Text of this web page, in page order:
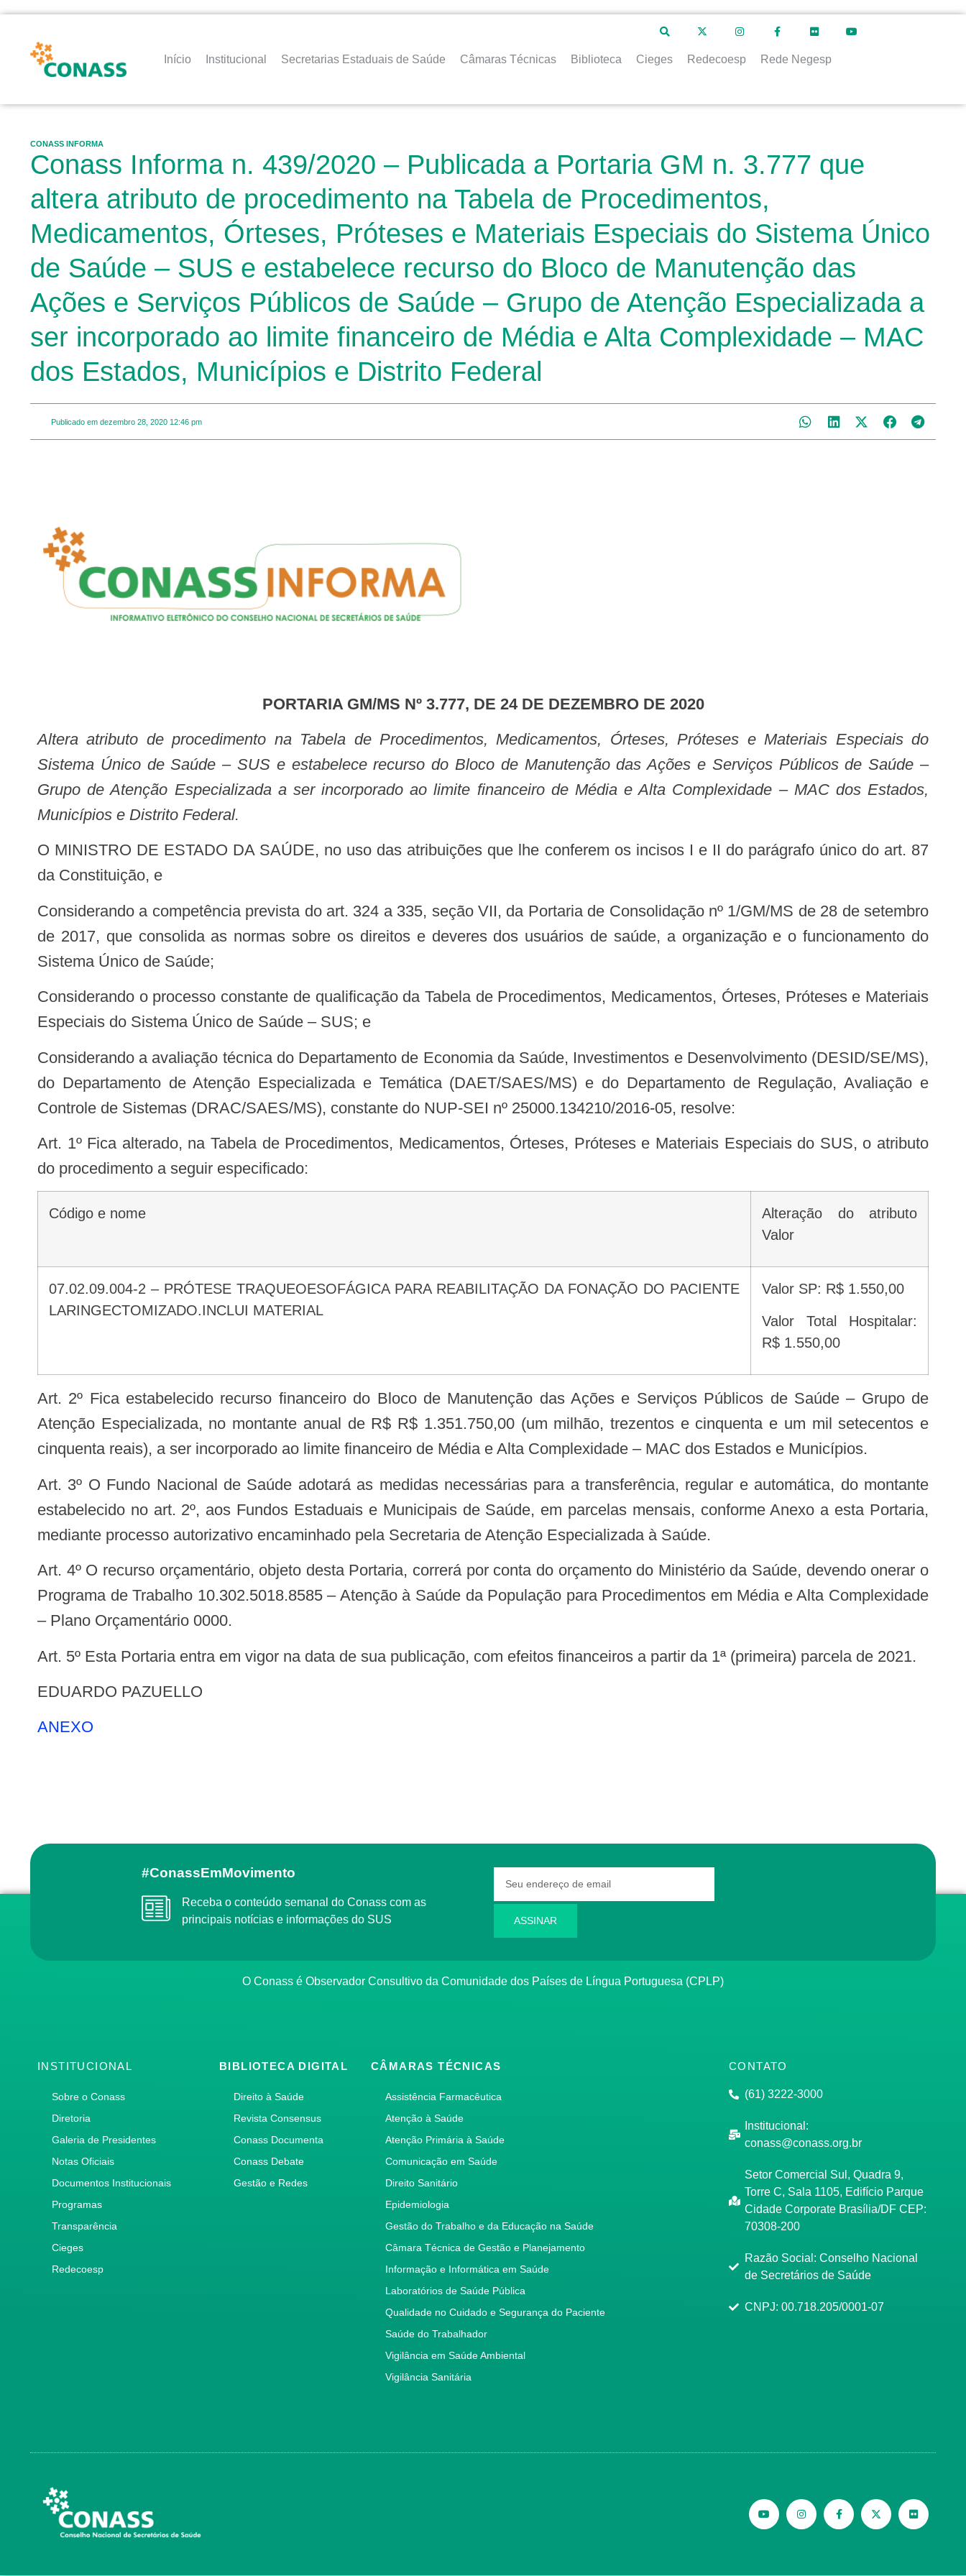
Início Institucional Secretarias Estaduais de Saúde Câmaras Técnicas Biblioteca Cieges Redecoesp Rede Negesp
CONASS INFORMA
Conass Informa n. 439/2020 – Publicada a Portaria GM n. 3.777 que
altera atributo de procedimento na Tabela de Procedimentos,
Medicamentos, Órteses, Próteses e Materiais Especiais do Sistema Único
de Saúde – SUS e estabelece recurso do Bloco de Manutenção das
Ações e Serviços Públicos de Saúde – Grupo de Atenção Especializada a
ser incorporado ao limite financeiro de Média e Alta Complexidade – MAC
dos Estados, Municípios e Distrito Federal
Publicado em dezembro 28, 2020 12:46 pm
PORTARIA GM/MS Nº 3.777, DE 24 DE DEZEMBRO DE 2020
Altera atributo de procedimento na Tabela de Procedimentos, Medicamentos, Órteses, Próteses e Materiais Especiais do
Sistema Único de Saúde – SUS e estabelece recurso do Bloco de Manutenção das Ações e Serviços Públicos de Saúde –
Grupo de Atenção Especializada a ser incorporado ao limite financeiro de Média e Alta Complexidade – MAC dos Estados,
Municípios e Distrito Federal.
O MINISTRO DE ESTADO DA SAÚDE, no uso das atribuições que lhe conferem os incisos I e II do parágrafo único do art. 87
da Constituição, e
Considerando a competência prevista do art. 324 a 335, seção VII, da Portaria de Consolidação nº 1/GM/MS de 28 de setembro
de 2017, que consolida as normas sobre os direitos e deveres dos usuários de saúde, a organização e o funcionamento do
Sistema Único de Saúde;
Considerando o processo constante de qualificação da Tabela de Procedimentos, Medicamentos, Órteses, Próteses e Materiais
Especiais do Sistema Único de Saúde – SUS; e
Considerando a avaliação técnica do Departamento de Economia da Saúde, Investimentos e Desenvolvimento (DESID/SE/MS),
do Departamento de Atenção Especializada e Temática (DAET/SAES/MS) e do Departamento de Regulação, Avaliação e
Controle de Sistemas (DRAC/SAES/MS), constante do NUP-SEI nº 25000.134210/2016-05, resolve:
Art. 1º Fica alterado, na Tabela de Procedimentos, Medicamentos, Órteses, Próteses e Materiais Especiais do SUS, o atributo
do procedimento a seguir especificado:
Código e nome
Alteração do atributo
Valor
07.02.09.004-2 – PRÓTESE TRAQUEOESOFÁGICA PARA REABILITAÇÃO DA FONAÇÃO DO PACIENTE
LARINGECTOMIZADO.INCLUI MATERIAL
Valor SP: R$ 1.550,00
Valor Total Hospitalar:
R$ 1.550,00
Art. 2º Fica estabelecido recurso financeiro do Bloco de Manutenção das Ações e Serviços Públicos de Saúde – Grupo de
Atenção Especializada, no montante anual de R$ R$ 1.351.750,00 (um milhão, trezentos e cinquenta e um mil setecentos e
cinquenta reais), a ser incorporado ao limite financeiro de Média e Alta Complexidade – MAC dos Estados e Municípios.
Art. 3º O Fundo Nacional de Saúde adotará as medidas necessárias para a transferência, regular e automática, do montante
estabelecido no art. 2º, aos Fundos Estaduais e Municipais de Saúde, em parcelas mensais, conforme Anexo a esta Portaria,
mediante processo autorizativo encaminhado pela Secretaria de Atenção Especializada à Saúde.
Art. 4º O recurso orçamentário, objeto desta Portaria, correrá por conta do orçamento do Ministério da Saúde, devendo onerar o
Programa de Trabalho 10.302.5018.8585 – Atenção à Saúde da População para Procedimentos em Média e Alta Complexidade
– Plano Orçamentário 0000.
Art. 5º Esta Portaria entra em vigor na data de sua publicação, com efeitos financeiros a partir da 1ª (primeira) parcela de 2021.
EDUARDO PAZUELLO
ANEXO
#ConassEmMovimento
Receba o conteúdo semanal do Conass com as
principais notícias e informações do SUS
ASSINAR
O Conass é Observador Consultivo da Comunidade dos Países de Língua Portuguesa (CPLP)
INSTITUCIONAL
Sobre o Conass
Diretoria
Galeria de Presidentes
Notas Oficiais
Documentos Institucionais
Programas
Transparência
Cieges
Redecoesp
BIBLIOTECA DIGITAL
Direito à Saúde
Revista Consensus
Conass Documenta
Conass Debate
Gestão e Redes
CÂMARAS TÉCNICAS
Assistência Farmacêutica
Atenção à Saúde
Atenção Primária à Saúde
Comunicação em Saúde
Direito Sanitário
Epidemiologia
Gestão do Trabalho e da Educação na Saúde
Câmara Técnica de Gestão e Planejamento
Informação e Informática em Saúde
Laboratórios de Saúde Pública
Qualidade no Cuidado e Segurança do Paciente
Saúde do Trabalhador
Vigilância em Saúde Ambiental
Vigilância Sanitária
CONTATO
(61) 3222-3000
Institucional:
conass@conass.org.br
Setor Comercial Sul, Quadra 9,
Torre C, Sala 1105, Edifício Parque
Cidade Corporate Brasília/DF CEP:
70308-200
Razão Social: Conselho Nacional
de Secretários de Saúde
CNPJ: 00.718.205/0001-07